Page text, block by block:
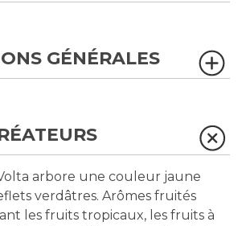
GÉNÉRALES
arbore une couleur jaune
verdâtres. Arômes fruités
les fruits tropicaux, les fruits à